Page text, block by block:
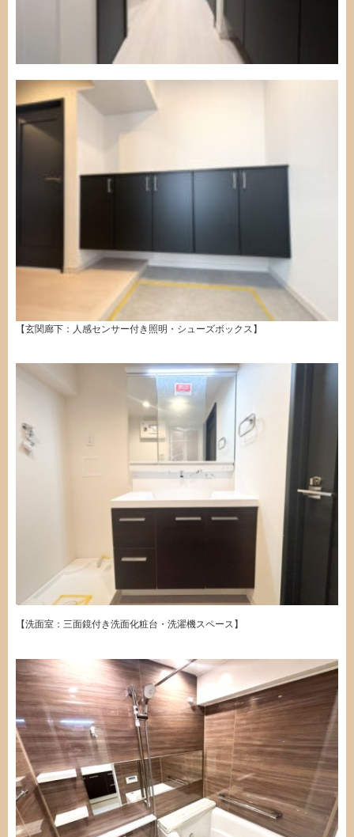
【玄関廊下：人感センサー付き照明・シューズボックス】
【洗面室：三面鏡付き洗面化粧台・洗濯機スペース】